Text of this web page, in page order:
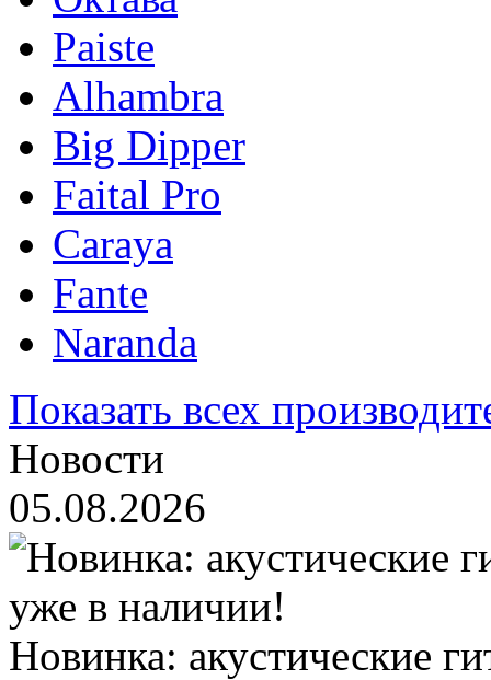
Paiste
Alhambra
Big Dipper
Faital Pro
Caraya
Fante
Naranda
Показать всех
Новости
05.08.2026
Новинка: акустические